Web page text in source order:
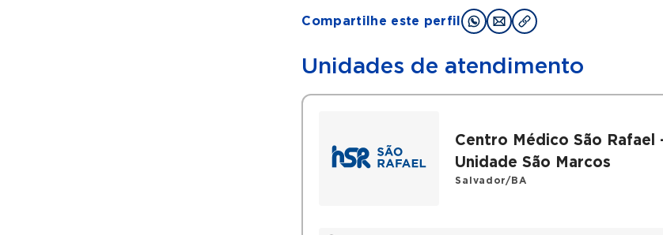
Compartilhe este perfil
Unidades de atendimento
Centro Médico São Rafael
Unidade São Marcos
Salvador/BA